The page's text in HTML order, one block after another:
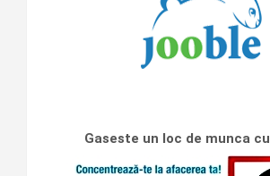
Gaseste un loc de munca cu